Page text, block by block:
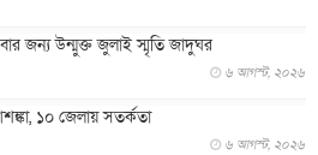
জন্য উন্মুক্ত জুলাই স্মৃতি জাদুঘর
৬ আগস্ট, ২০২৬
১০ জেলায় সতর্কতা
৬ আগস্ট, ২০২৬